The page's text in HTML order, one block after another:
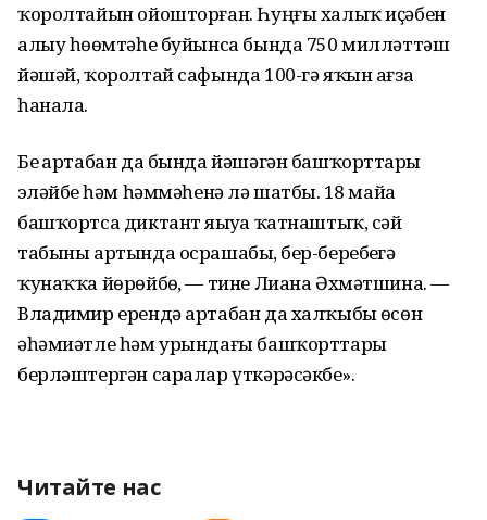
ҡоролтайын ойошторған. Һуңғы халыҡ иҫәбен
алыу һөҙөмтәһе буйынса бында 750 милләттәш
йәшәй, ҡоролтай сафында 100-гә яҡын ағза
һанала.
Беҙ артабан да бында йәшәгән башҡорттарҙы
эҙләйбеҙ һәм һәммәһенә лә шатбыҙ. 18 майҙа
башҡортса диктант яҙыуҙа ҡатнаштыҡ, сәй
табыны артында осрашабыҙ, бер-беребеҙгә
ҡунаҡҡа йөрөйбөҙ, — тине Лиана Әхмәтшина. —
Владимир ерендә артабан да халҡыбыҙ өсөн
әһәмиәтле һәм урындағы башҡорттарҙы
берләштергән саралар үткәрәсәкбеҙ».
Читайте нас